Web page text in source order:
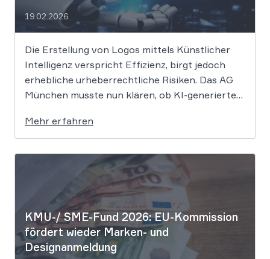
19.02.2026
Die Erstellung von Logos mittels Künstlicher
Intelligenz verspricht Effizienz, birgt jedoch
erhebliche urheberrechtliche Risiken. Das AG
München musste nun klären, ob KI-generierte
erreichen, um rechtlichen Schutz gegen
Nachahmung zu genießen. Die Entscheidung
verdeutlicht, dass der bloße Einsatz von
Algorithmen ohne menschliche Prägung den
Schutzraum des […]
Mehr erfahren
KMU-/ SME-Fund 2026: EU-Kommission
fördert wieder Marken- und
Designanmeldung